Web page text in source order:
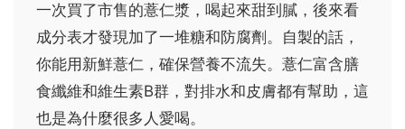
一次買了市售的薏仁漿，喝起來甜到膩，後來看
成分表才發現加了一堆糖和防腐劑。自製的話，
你能用新鮮薏仁，確保營養不流失。薏仁富含膳
食纖維和維生素B群，對排水和皮膚都有幫助，這
也是為什麼很多人愛喝。